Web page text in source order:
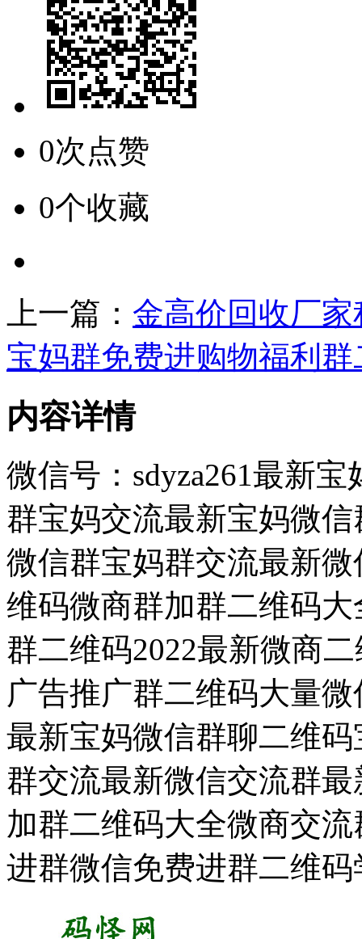
0次点赞
0个收藏
上一篇： 金高价回收厂
宝妈群免费进购物福利
内容详情
微信号：sdyza261最新
群宝妈交流最新宝妈微
微信群宝妈群交流最新
维码微商群加群二维码
群二维码2022最新微商
广告推广群二维码大量
最新宝妈微信群聊二维
群交流最新微信交流群
加群二维码大全微商交
进群微信免费进群二维